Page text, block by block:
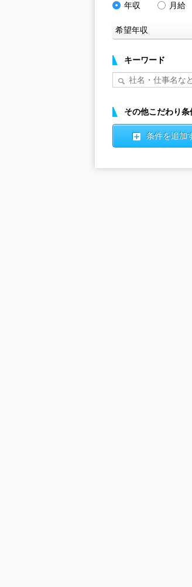
年収
月給
キーワード
その他こだわり条
条件を追加